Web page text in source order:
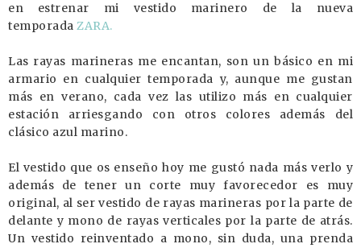
en estrenar mi vestido marinero de la nueva
temporada ZARA.
Las rayas marineras me encantan, son un básico en mi
armario en cualquier temporada y, aunque me gustan
más en verano, cada vez las utilizo más en cualquier
estación arriesgando con otros colores además del
clásico azul marino.
El vestido que os enseño hoy me gustó nada más verlo y
además de tener un corte muy favorecedor es muy
original, al ser vestido de rayas marineras por la parte de
delante y mono de rayas verticales por la parte de atrás.
Un vestido reinventado a mono, sin duda, una prenda